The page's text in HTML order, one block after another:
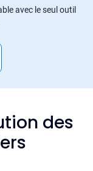
avec le seul outil
des